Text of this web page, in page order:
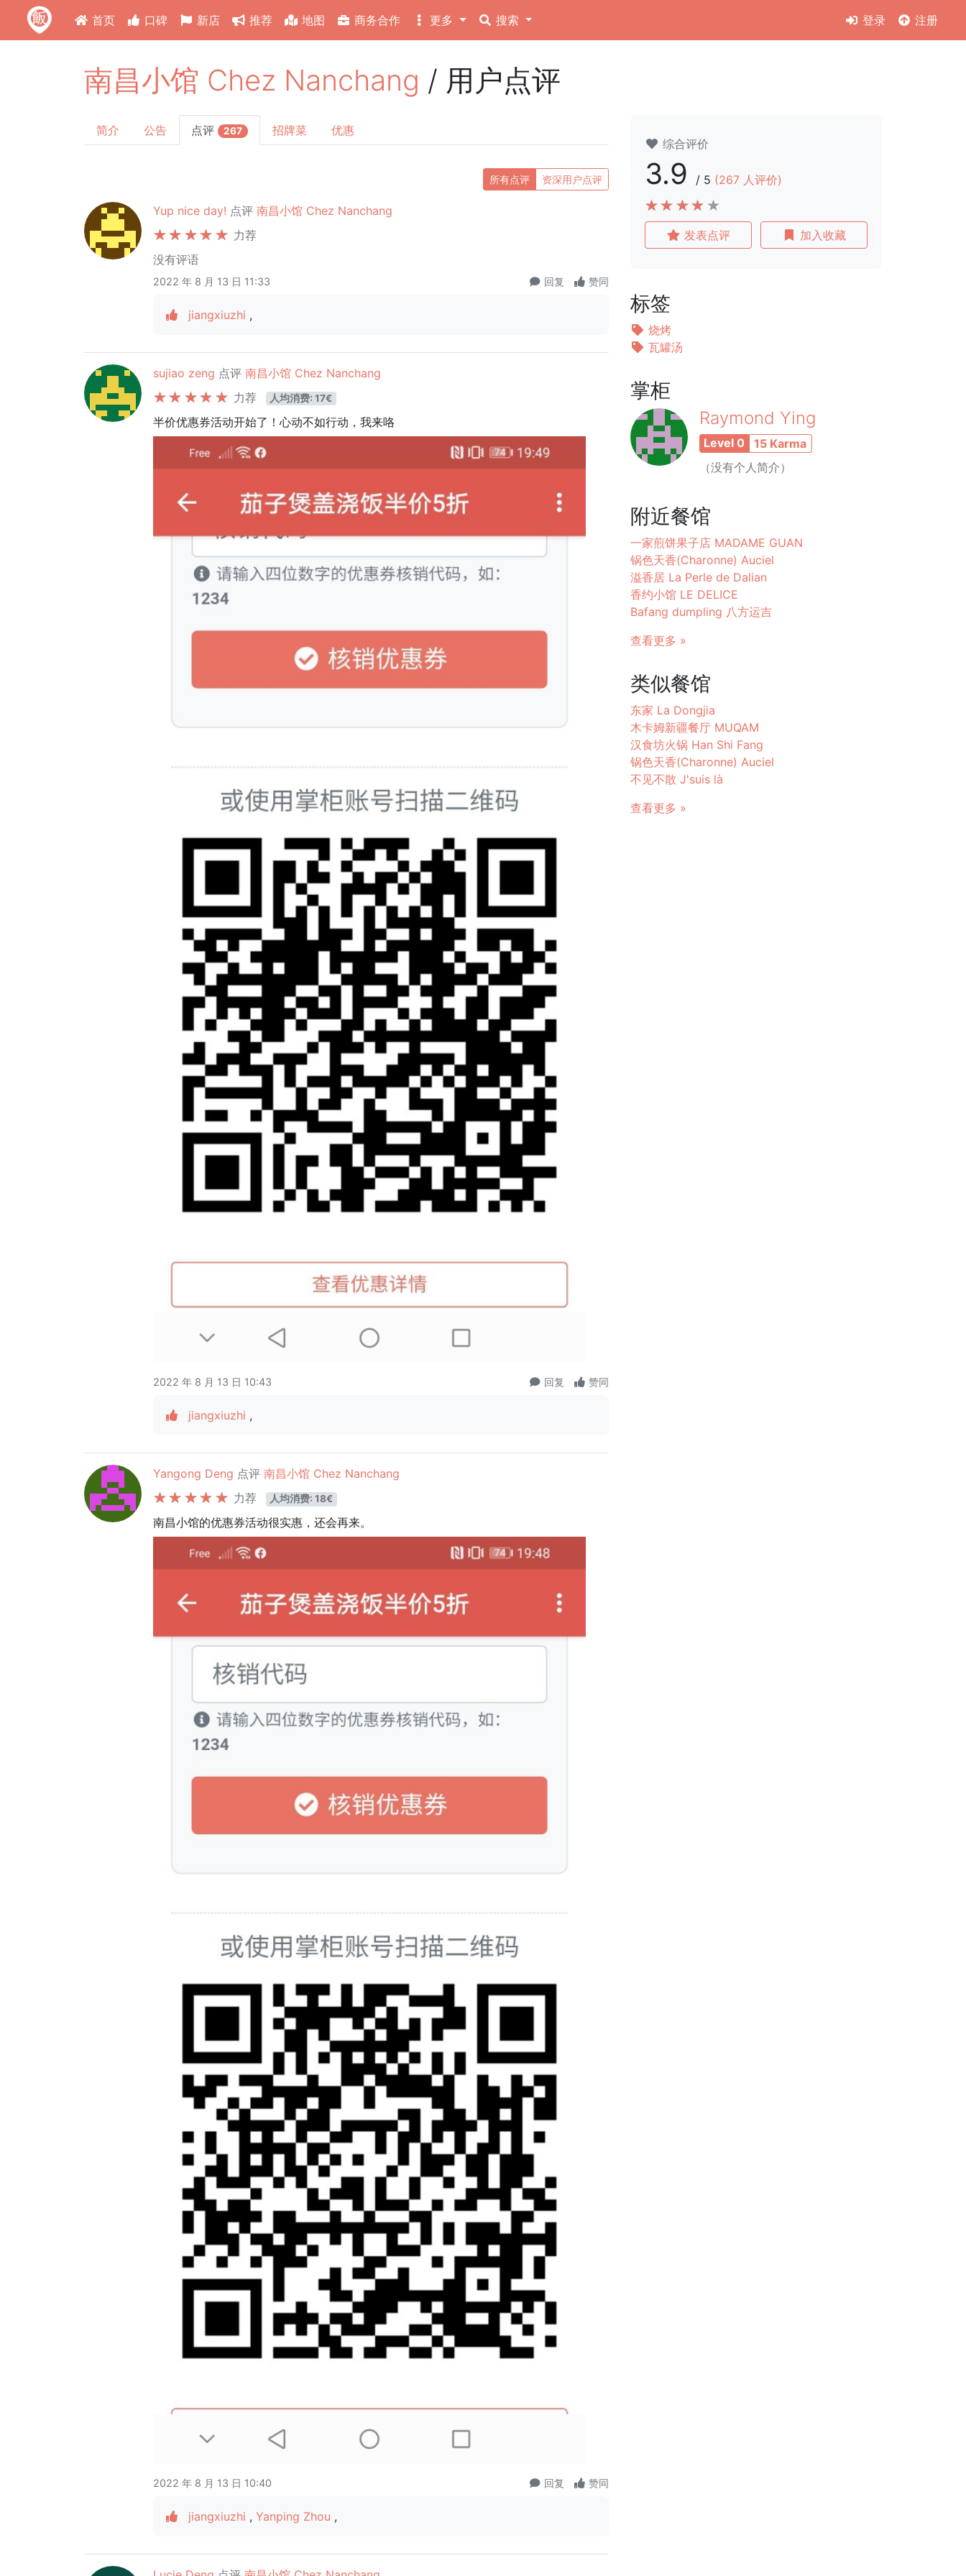
首页 口碑 新店 推荐 地图 商务合作 更多 搜索 登录 注册
南昌小馆 Chez Nanchang / 用户点评
简介 公告 点评 267 招牌菜 优惠
所有点评 资深用户点评
Yup nice day! 点评 南昌小馆 Chez Nanchang
力荐
没有评语
2022 年 8 月 13 日 11:33 回复 赞同
jiangxiuzhi ,
sujiao zeng 点评 南昌小馆 Chez Nanchang
力荐
人均消费: 17€
半价优惠券活动开始了！心动不如行动，我来咯
2022 年 8 月 13 日 10:43 回复 赞同
jiangxiuzhi ,
Yangong Deng 点评 南昌小馆 Chez Nanchang
力荐
人均消费: 18€
南昌小馆的优惠券活动很实惠，还会再来。
2022 年 8 月 13 日 10:40 回复 赞同
jiangxiuzhi , Yanping Zhou ,
综合评价
3.9 / 5 (267 人评价)
发表点评 加入收藏
标签
烧烤
瓦罐汤
掌柜
Raymond Ying
Level 0
15 Karma
（没有个人简介）
附近餐馆
一家煎饼果子店 MADAME GUAN
锅色天香(Charonne) Auciel
溢香居 La Perle de Dalian
香约小馆 LE DELICE
Bafang dumpling 八方运吉
查看更多 »
类似餐馆
东家 La Dongjia
木卡姆新疆餐厅 MUQAM
汉食坊火锅 Han Shi Fang
锅色天香(Charonne) Auciel
不见不散 J'suis là
查看更多 »